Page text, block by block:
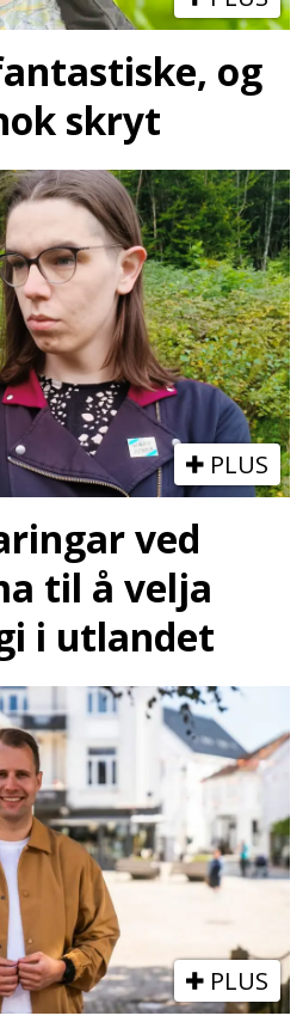
og
skryt
PLUS
ved
til å velja
i utlandet
PLUS